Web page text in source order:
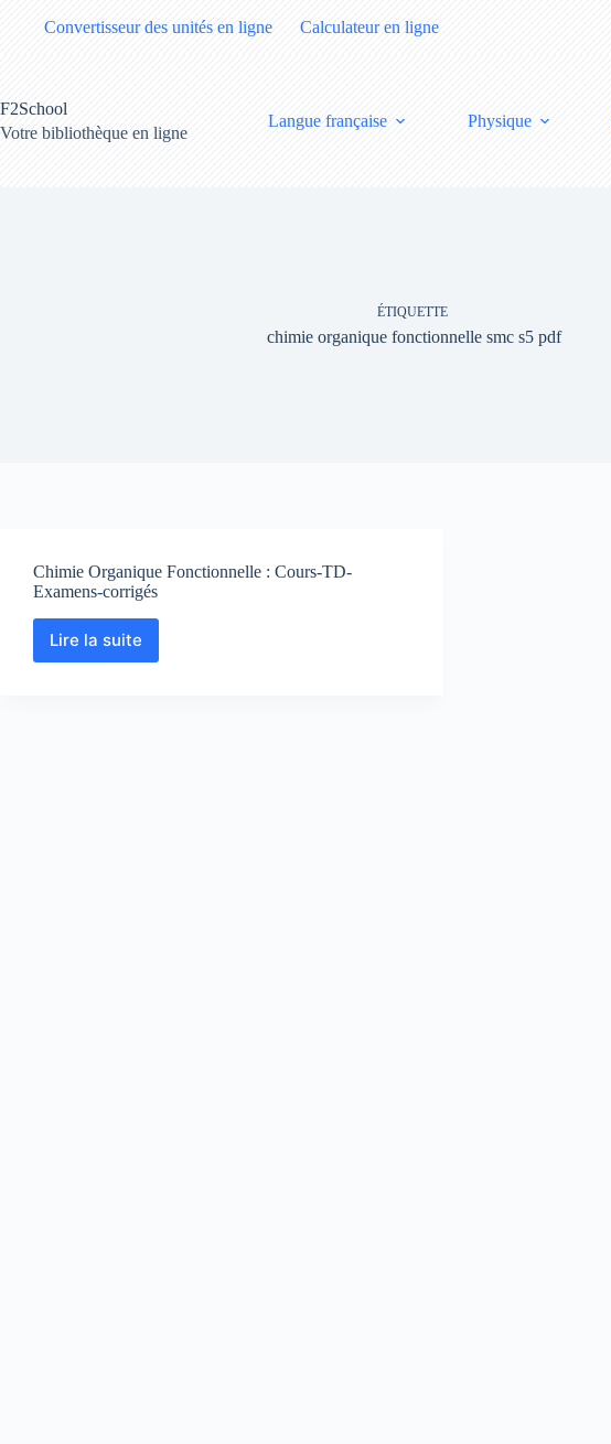
Convertisseur des unités en ligne Calculateur en ligne
F2School
Votre bibliothèque en ligne
Langue française Physique
ÉTIQUETTE
chimie organique fonctionnelle smc s5 pdf
Chimie Organique Fonctionnelle : Cours-TD-
Examens-corrigés
Lire la suite
Chimie